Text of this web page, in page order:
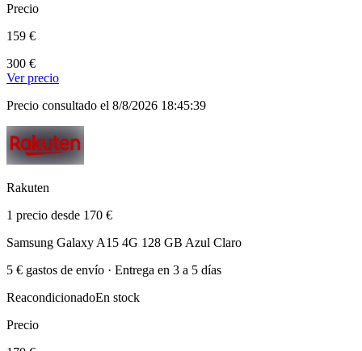
Precio
159 €
300 €
Ver precio
Precio consultado el 8/8/2026 18:45:39
Rakuten
1 precio desde 170 €
Samsung Galaxy A15 4G 128 GB Azul Claro
5 € gastos de envío · Entrega en 3 a 5 días
ReacondicionadoEn stock
Precio